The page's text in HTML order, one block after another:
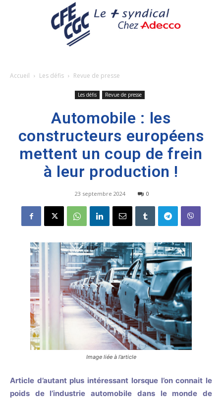
Accueil Les défis Revue de presse
Les défis Revue de presse
Automobile : les
constructeurs européens
mettent un coup de frein
à leur production !
23 septembre 2024 0
Image liée à l’article
Article d’autant plus intéressant lorsque l’on connait le
poids de l’industrie automobile dans le monde de